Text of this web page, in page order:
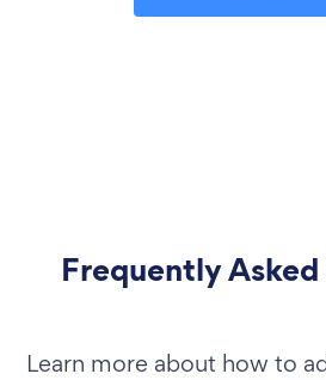
Frequently
Learn more about how to